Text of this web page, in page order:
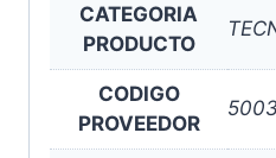
CATEGORIA
PRODUCTO
CODIGO
PROVEEDOR